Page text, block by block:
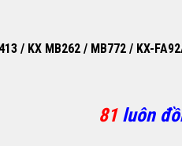
/ KX MB262 / MB772 / KX-
81luôn